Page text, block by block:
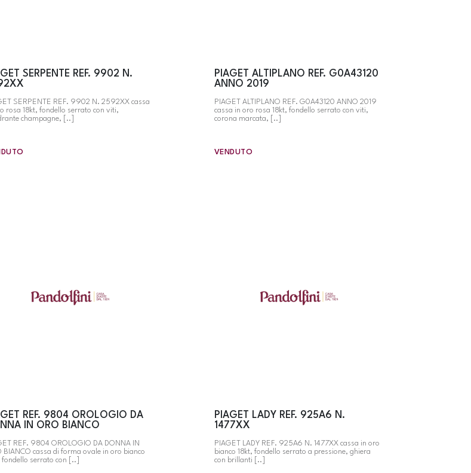
SERPENTE REF. 9902 N.
SERPENTE REF. 9902 N. 2592XX cassa
rosa 18kt, fondello serrato con viti,
champagne, [..]
PIAGET ALTIPLANO REF. G0A43120
ANNO 2019
PIAGET ALTIPLANO REF. G0A43120 ANNO 2019
cassa in oro rosa 18kt, fondello serrato con viti,
corona marcata, [..]
VENDUTO
REF. 9804 OROLOGIO DA
IN ORO BIANCO
REF. 9804 OROLOGIO DA DONNA IN
BIANCO cassa di forma ovale in oro bianco
fondello serrato con [..]
PIAGET LADY REF. 925A6 N.
1477XX
PIAGET LADY REF. 925A6 N. 1477XX cassa in oro
bianco 18kt, fondello serrato a pressione, ghiera
con brillanti [..]